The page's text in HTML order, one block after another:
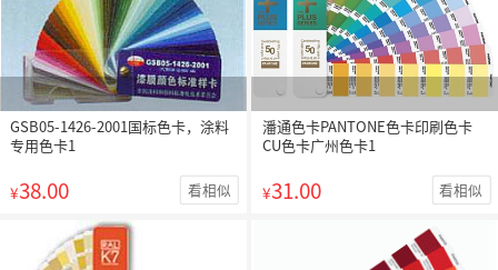
GSB05-1426-2001国标色卡，涂料
专用色卡1
¥38.00 看相似
潘通色卡PANTONE色卡印刷色卡
CU色卡广州色卡1
¥31.00 看相似